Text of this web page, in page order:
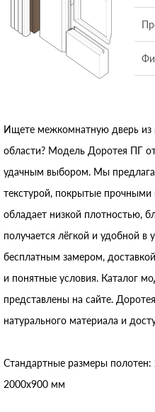
Ищете межкомнатную дверь из
области? Модель Доротея ПГ
удачным выбором. Мы
текстурой, покрытые
обладает низкой плотностью,
получается лёгкой и удобной в
бесплатным замером,
и понятные условия. Каталог
представлены на сайте.
натурального материала и
Стандартные размеры
2000x900 мм